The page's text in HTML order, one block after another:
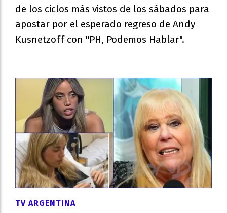
de los ciclos más vistos de los sábados para
apostar por el esperado regreso de Andy
Kusnetzoff con "PH, Podemos Hablar".
TV ARGENTINA